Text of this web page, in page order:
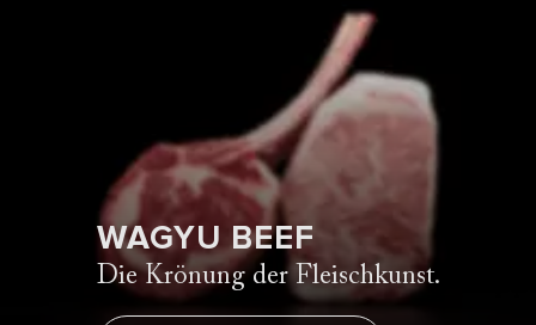
WAGYU BEEF
Die Krönung der Fleischkunst.